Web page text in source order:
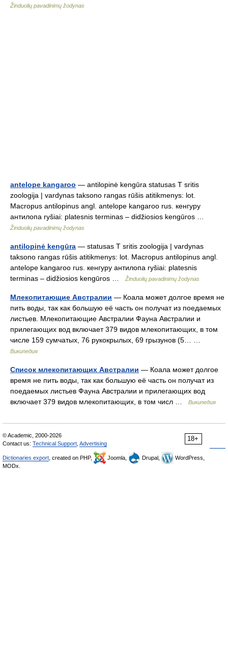
Žinduolių pavadinimų žodynas
antelope kangaroo — antilopinė kengūra statusas T sritis
zoologija | vardynas taksono rangas rūšis atitikmenys: lot.
Macropus antilopinus angl. antelope kangaroo rus. кенгуру
антилопа ryšiai: platesnis terminas – didžiosios kengūros …
Žinduolių pavadinimų žodynas
antilopinė kengūra — statusas T sritis zoologija | vardynas
taksono rangas rūšis atitikmenys: lot. Macropus antilopinus angl.
antelope kangaroo rus. кенгуру антилопа ryšiai: platesnis
terminas – didžiosios kengūros …
Žinduolių pavadinimų žodynas
Млекопитающие Австралии — Коала может долгое время не
пить воды, так как большую её часть он получат из поедаемых
листьев. Млекопитающие Австралии Фауна Австралии и
прилегающих вод включает 379 видов млекопитающих, в том
числе 159 сумчатых, 76 рукокрылых, 69 грызунов (5… …
Википедия
Список млекопитающих Австралии — Коала может долгое
время не пить воды, так как большую её часть он получат из
поедаемых листьев Фауна Австралии и прилегающих вод
включает 379 видов млекопитающих, в том числ …
Википедия
18+
© Academic, 2000-2026
Contact us: Technical Support Advertising
Dictionaries export , created on PHP, Joomla, Drupal,
WordPress,
MODx.